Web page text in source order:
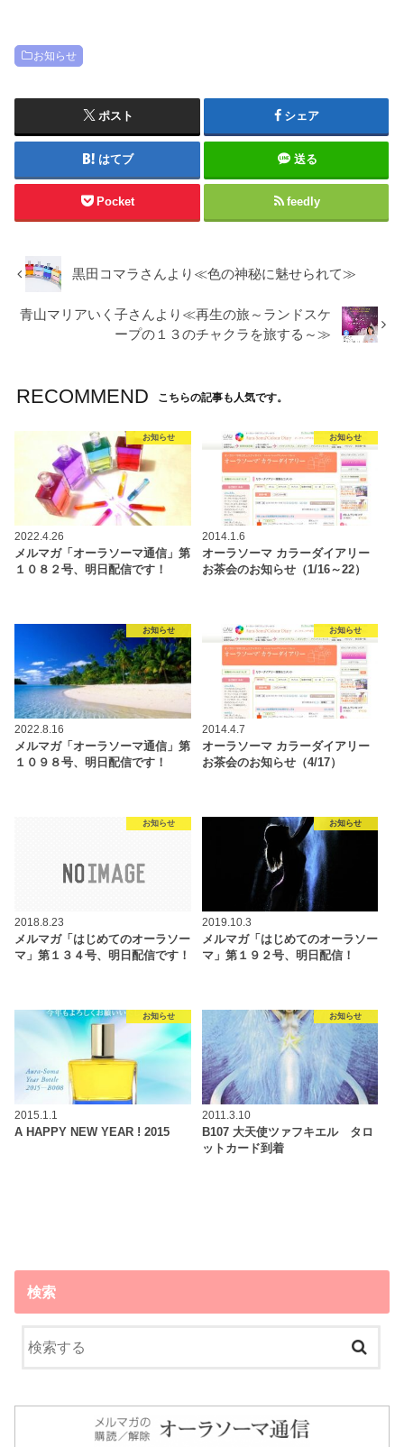
お知らせ
ポスト シェア
はてブ 送る
Pocket feedly
黒田コマラさんより≪色の神秘に魅せられて≫
青山マリアいく子さんより≪再生の旅～ランドスケ
ープの１３のチャクラを旅する～≫
RECOMMEND こちらの記事も人気です。
お知らせ
2022.4.26
メルマガ「オーラソーマ通信」第
１０８２号、明日配信です！
お知らせ
2014.1.6
オーラソーマ カラーダイアリー
お茶会のお知らせ（1/16～22）
お知らせ
2022.8.16
メルマガ「オーラソーマ通信」第
１０９８号、明日配信です！
お知らせ
2014.4.7
オーラソーマ カラーダイアリー
お茶会のお知らせ（4/17）
お知らせ
2018.8.23
メルマガ「はじめてのオーラソー
マ」第１３４号、明日配信です！
お知らせ
2019.10.3
メルマガ「はじめてのオーラソー
マ」第１９２号、明日配信！
お知らせ
2015.1.1
A HAPPY NEW YEAR ! 2015
お知らせ
2011.3.10
B107 大天使ツァフキエル タロ
ットカード到着
検索